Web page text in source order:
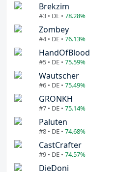
Brekzim
#3 • DE • 78.28%
Zombey
#4 • DE • 76.13%
HandOfBlood
#5 • DE • 75.59%
Wautscher
#6 • DE • 75.49%
GRONKH
#7 • DE • 75.14%
Paluten
#8 • DE • 74.68%
CastCrafter
#9 • DE • 74.57%
DieDoni